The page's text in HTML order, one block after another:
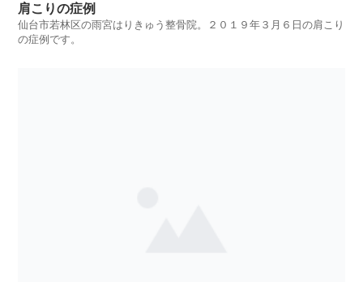
肩こりの症例
仙台市若林区の雨宮はりきゅう整骨院。２０１９年３月６日の肩こり
の症例です。